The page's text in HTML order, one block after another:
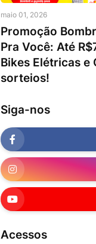
maio 01, 2026
Promoção
Pra Você: Até
Bikes Elétricas e
sorteios!
Siga-nos
Acessos